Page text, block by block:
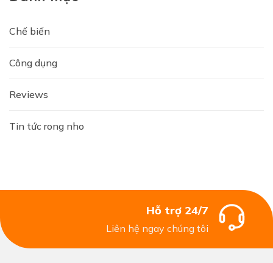
Chế biến
Công dụng
Reviews
Tin tức rong nho
Hỗ trợ 24/7
Liên hệ ngay chúng tôi